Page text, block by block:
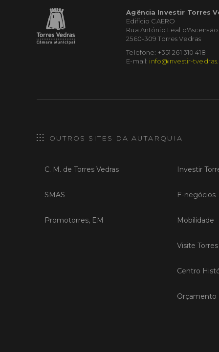
Agência Investir Torres
Edifício CAERO
Rua António Leal d'Ascensão
2560-309 Torres Vedras
Telefone: +351 261 310 418
E-mail: info@investir-
OUTROS SITES DA AUTARQUIA
C. M. de Torres Vedras
SMAS
Promotorres, EM
Investir
E-negócios
Mobilidade
Visite
Centro
Orçamento